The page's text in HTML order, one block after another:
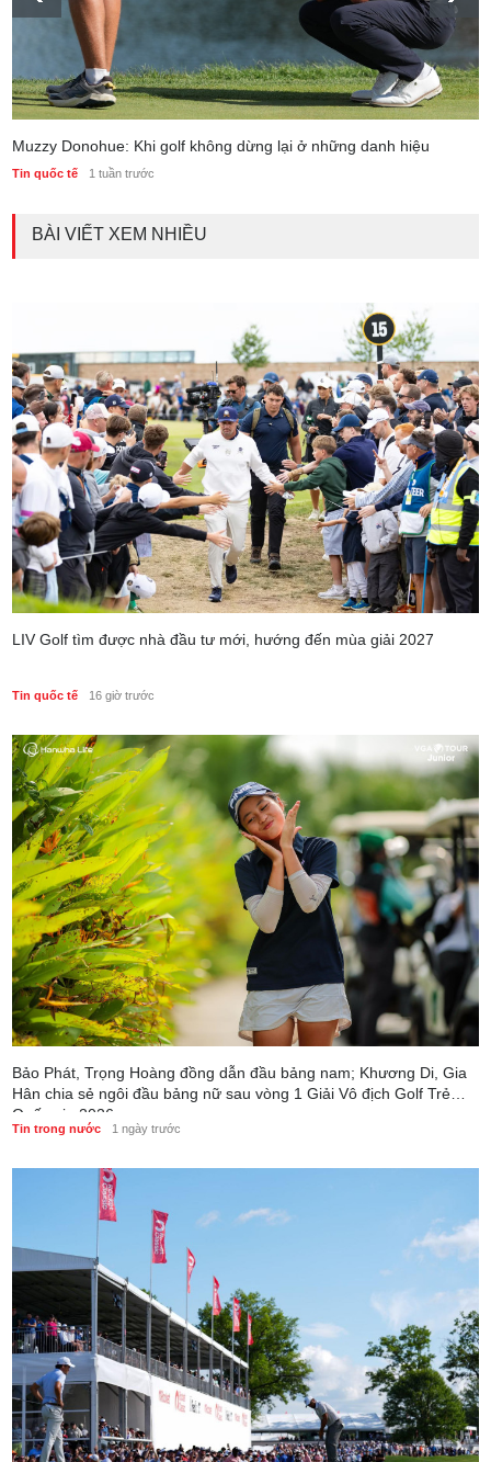
Muzzy Donohue: Khi golf không dừng lại ở những danh hiệu
Tin quốc tế 1 tuần trước
BÀI VIẾT XEM NHIỀU
LIV Golf tìm được nhà đầu tư mới, hướng đến mùa giải 2027
Tin quốc tế 16 giờ trước
Bảo Phát, Trọng Hoàng đồng dẫn đầu bảng nam; Khương Di, Gia
Hân chia sẻ ngôi đầu bảng nữ sau vòng 1 Giải Vô địch Golf Trẻ
Quốc gia 2026
Tin trong nước 1 ngày trước